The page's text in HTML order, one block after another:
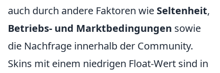
auch durch andere Faktoren wie Seltenheit,
Betriebs- und Marktbedingungen sowie
die Nachfrage innerhalb der Community.
Skins mit einem niedrigen Float-Wert sind in